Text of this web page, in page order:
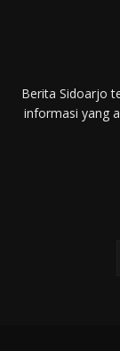
Berita Sidoarjo
informasi yang